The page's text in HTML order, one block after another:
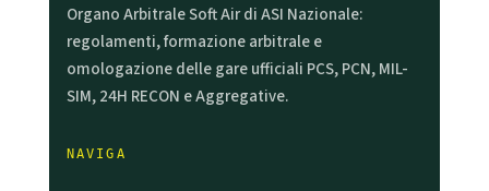
Organo Arbitrale Soft Air di ASI Nazionale:
regolamenti, formazione arbitrale e
omologazione delle gare ufficiali PCS, PCN, MIL-
SIM, 24H RECON e Aggregative.
NAVIGA